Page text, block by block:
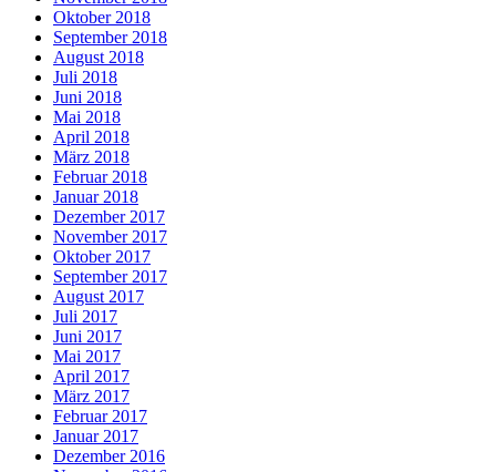
Oktober 2018
September 2018
August 2018
Juli 2018
Juni 2018
Mai 2018
April 2018
März 2018
Februar 2018
Januar 2018
Dezember 2017
November 2017
Oktober 2017
September 2017
August 2017
Juli 2017
Juni 2017
Mai 2017
April 2017
März 2017
Februar 2017
Januar 2017
Dezember 2016